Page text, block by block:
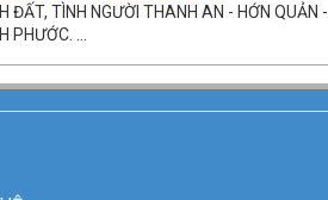
ĐẤT, TÌNH NGƯỜI THANH AN - HỚN QUẢN -
PHƯỚC. ...